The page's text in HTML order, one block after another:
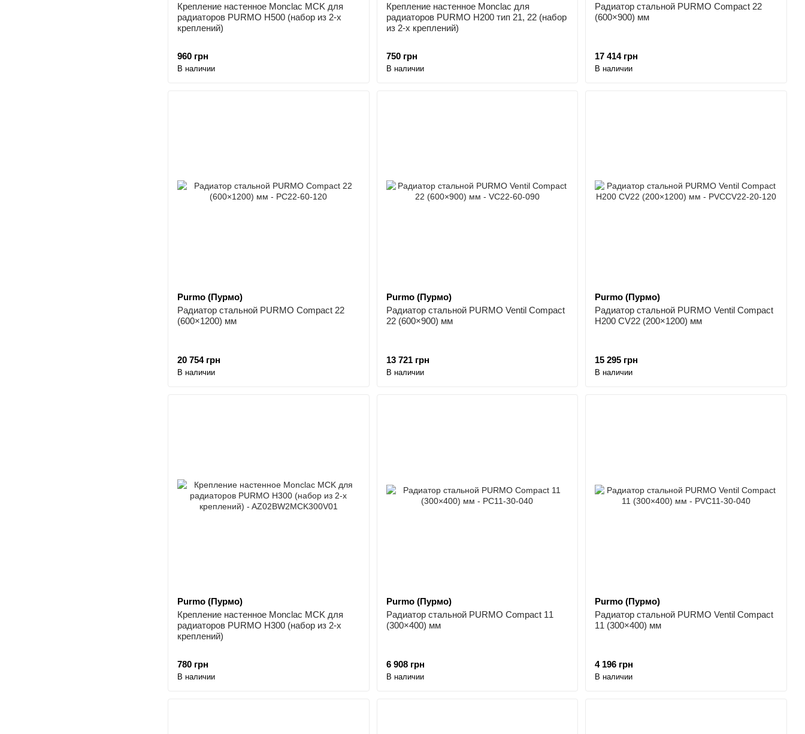
Крепление настенное Monclac MCK для
радиаторов PURMO H500 (набор из 2-х
креплений)
960 грн
В наличии
Крепление настенное Monclac для
радиаторов PURMO H200 тип 21, 22 (набор
из 2-х креплений)
750 грн
В наличии
Радиатор стальной PURMO Compact 22
(600×900) мм
17 414 грн
В наличии
Purmo (Пурмо)
Радиатор стальной PURMO Compact 22
(600×1200) мм
20 754 грн
В наличии
Purmo (Пурмо)
Радиатор стальной PURMO Ventil Compact
22 (600×900) мм
13 721 грн
В наличии
Purmo (Пурмо)
Радиатор стальной PURMO Ventil Compact
H200 CV22 (200×1200) мм
15 295 грн
В наличии
Purmo (Пурмо)
Крепление настенное Monclac MCK для
радиаторов PURMO H300 (набор из 2-х
креплений)
780 грн
В наличии
Purmo (Пурмо)
Радиатор стальной PURMO Compact 11
(300×400) мм
6 908 грн
В наличии
Purmo (Пурмо)
Радиатор стальной PURMO Ventil Compact
11 (300×400) мм
4 196 грн
В наличии